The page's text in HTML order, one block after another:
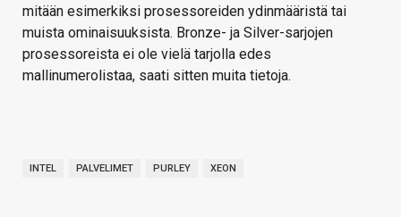
mitään esimerkiksi prosessoreiden ydinmääristä tai
muista ominaisuuksista. Bronze- ja Silver-sarjojen
prosessoreista ei ole vielä tarjolla edes
mallinumerolistaa, saati sitten muita tietoja.
INTEL PALVELIMET PURLEY XEON